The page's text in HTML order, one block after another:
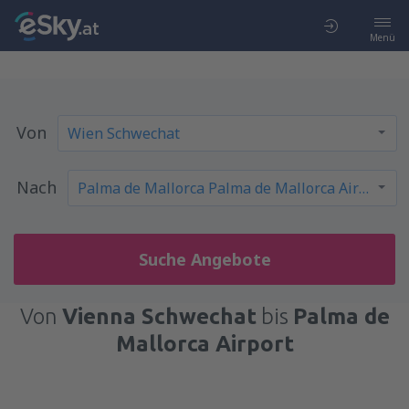
Menü
Von
Nach
Suche Angebote
Von Vienna Schwechatbis Palma de
Mallorca Airport